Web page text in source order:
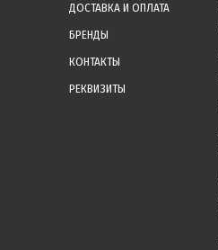
ДОСТАВКА И ОПЛАТА
БРЕНДЫ
КОНТАКТЫ
РЕКВИЗИТЫ